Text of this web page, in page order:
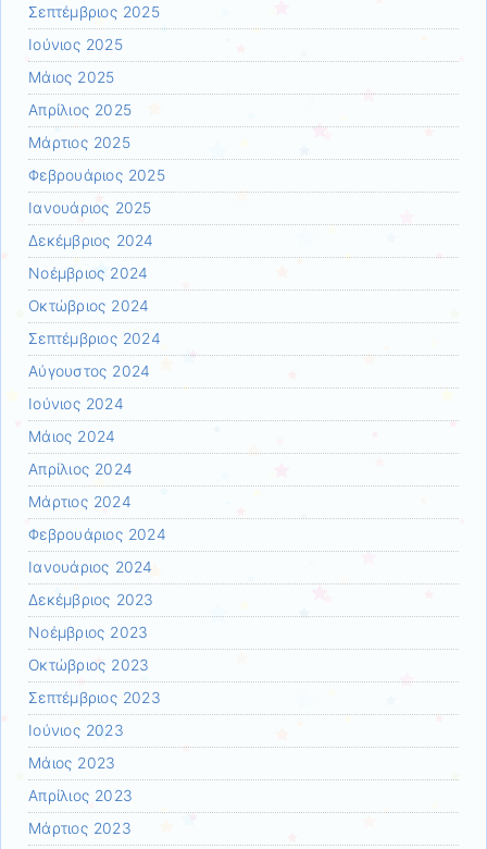
Σεπτέμβριος 2025
Ιούνιος 2025
Μάιος 2025
Απρίλιος 2025
Μάρτιος 2025
Φεβρουάριος 2025
Ιανουάριος 2025
Δεκέμβριος 2024
Νοέμβριος 2024
Οκτώβριος 2024
Σεπτέμβριος 2024
Αύγουστος 2024
Ιούνιος 2024
Μάιος 2024
Απρίλιος 2024
Μάρτιος 2024
Φεβρουάριος 2024
Ιανουάριος 2024
Δεκέμβριος 2023
Νοέμβριος 2023
Οκτώβριος 2023
Σεπτέμβριος 2023
Ιούνιος 2023
Μάιος 2023
Απρίλιος 2023
Μάρτιος 2023